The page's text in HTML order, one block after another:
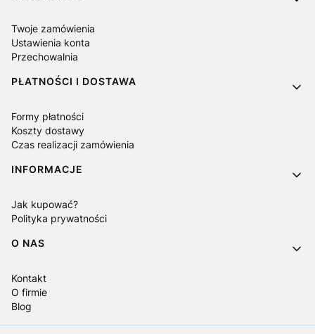
Twoje zamówienia
Ustawienia konta
Przechowalnia
PŁATNOŚCI I DOSTAWA
Formy płatności
Koszty dostawy
Czas realizacji zamówienia
INFORMACJE
Jak kupować?
Polityka prywatności
O NAS
Kontakt
O firmie
Blog